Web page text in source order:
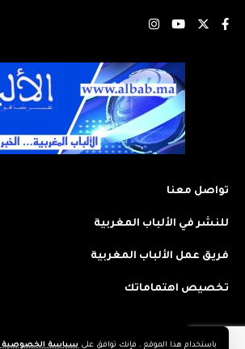
باستخدام هذا الموقع ، فإنك توافق على سياسة الخصوصية
تواصل معنا
للنشر في الألباب المغربية
فريق عمل الألباب المغربية
تخصيص اهتماماتك